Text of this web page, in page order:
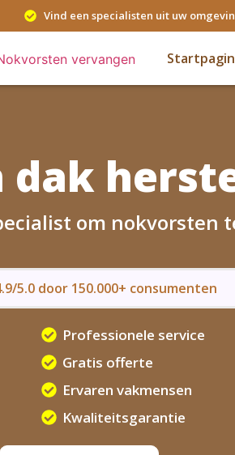
Vind een specialisten uit uw
om nokvorsten
5.0 door 150.000+ consumenten
Professionele service
Gratis offerte
Ervaren vakmensen
Kwaliteitsgarantie